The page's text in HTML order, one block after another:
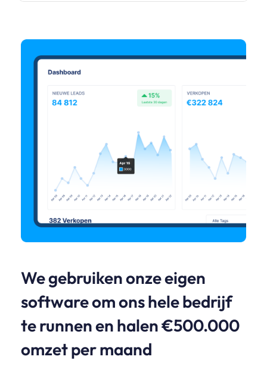
We gebruiken onze eigen
software om ons hele bedrijf
te runnen en halen €500.000
omzet per maand